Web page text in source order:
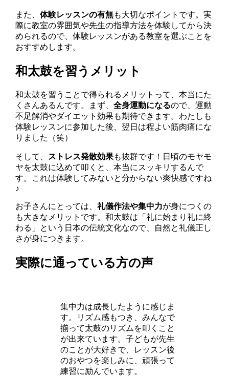
また、体験レッスンの有無も大切なポイントです。実
際に教室の雰囲気や先生の指導方法を体験してから決
められるので、体験レッスンがある教室を選ぶことを
おすすめします。
和太鼓を習うメリット
和太鼓を習うことで得られるメリットって、本当にた
くさんあるんです。まず、全身運動になるので、運動
不足解消やダイエット効果も期待できます。わたしも
体験レッスンに参加した後、翌日は程よい筋肉痛にな
りました（笑）
そして、 ストレス発散効果も抜群です！日頃のモヤモ
ヤを太鼓に込めて叩くと、本当にスッキリするんで
す。これは体験してみないと分からない爽快感ですね
♪
お子さんにとっては、礼儀作法や集中力が身につくの
も大きなメリットです。和太鼓は「礼に始まり礼に終
わる」という日本の伝統文化なので、自然と礼儀正し
さが身につきます。
実際に通っている方の声
集中力は成長したように感じま
す。リズム感もつき、みんなで
揃って太鼓のリズムを叩くこと
が出来ています。子どもが先生
のことが大好きで、レッスン後
のおやつを楽しみに、頑張って
練習に励んでいます。